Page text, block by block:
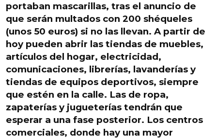
portaban mascarillas, tras el anuncio de
que serán multados con 200 shéqueles
(unos 50 euros) si no las llevan. A partir de
hoy pueden abrir las tiendas de muebles,
artículos del hogar, electricidad,
comunicaciones, librerías, lavanderías y
tiendas de equipos deportivos, siempre
que estén en la calle. Las de ropa,
zapaterías y jugueterías tendrán que
esperar a una fase posterior. Los centros
comerciales, donde hay una mayor